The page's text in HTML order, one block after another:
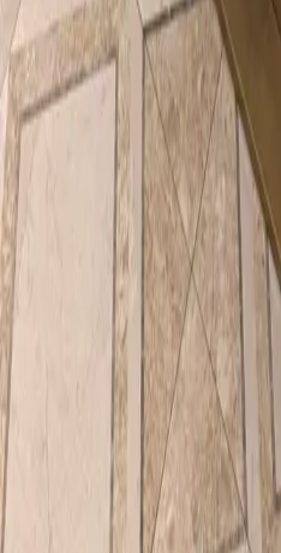
Utile
Locații
Servicii
Evenimente
Despre
Contact
Beneficii
Termeni & Politici
Termeni și condiții
Politica de confidențialitate
Politica cookie
Setări Cookie
This site is protected by
Privacy Policy and Terms of